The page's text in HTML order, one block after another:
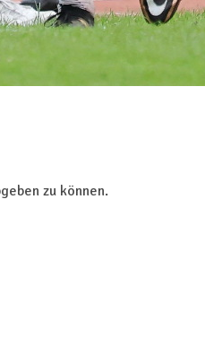
zu können.